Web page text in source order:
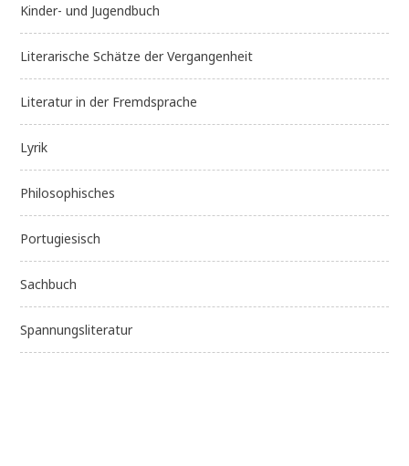
Kinder- und Jugendbuch
Literarische Schätze der Vergangenheit
Literatur in der Fremdsprache
Lyrik
Philosophisches
Portugiesisch
Sachbuch
Spannungsliteratur